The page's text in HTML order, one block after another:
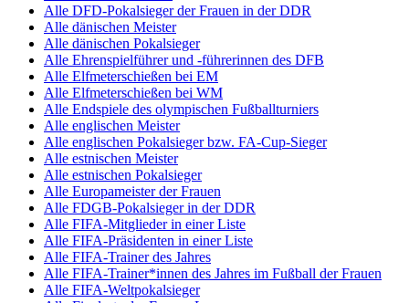
Alle DFD-Pokalsieger der Frauen in der DDR
Alle dänischen Meister
Alle dänischen Pokalsieger
Alle Ehrenspielführer und -führerinnen des DFB
Alle Elfmeterschießen bei EM
Alle Elfmeterschießen bei WM
Alle Endspiele des olympischen Fußballturniers
Alle englischen Meister
Alle englischen Pokalsieger bzw. FA-Cup-Sieger
Alle estnischen Meister
Alle estnischen Pokalsieger
Alle Europameister der Frauen
Alle FDGB-Pokalsieger in der DDR
Alle FIFA-Mitglieder in einer Liste
Alle FIFA-Präsidenten in einer Liste
Alle FIFA-Trainer des Jahres
Alle FIFA-Trainer*innen des Jahres im Fußball der Frauen
Alle FIFA-Weltpokalsieger